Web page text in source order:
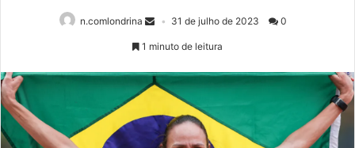
n.comlondrina 31 de julho de 2023 0
1 minuto de leitura